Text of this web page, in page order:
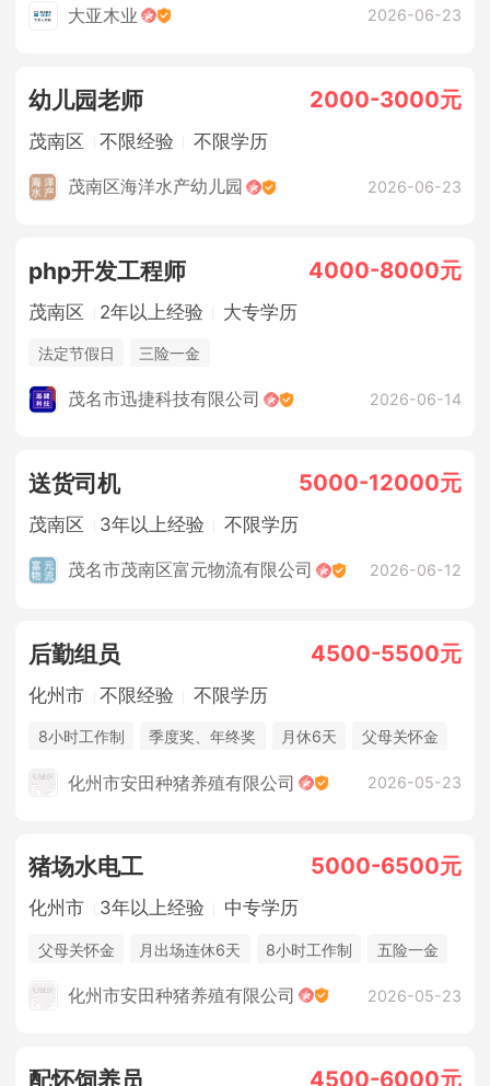
大亚木业 2026-06-23
幼儿园老师 2000-3000元
茂南区 不限经验 不限学历
茂南区海洋水产幼儿园 2026-06-23
php开发工程师 4000-8000元
茂南区 2年以上经验 大专学历
法定节假日 三险一金
茂名市迅捷科技有限公司 2026-06-14
送货司机 5000-12000元
茂南区 3年以上经验 不限学历
茂名市茂南区富元物流有限公司 2026-06-12
后勤组员 4500-5500元
化州市 不限经验 不限学历
8小时工作制 季度奖、年终奖 月休6天
父母关怀金
化州市安田种猪养殖有限公司 2026-05-23
猪场水电工 5000-6500元
化州市 3年以上经验 中专学历
父母关怀金 月出场连休6天 8小时工作制
五险一金
化州市安田种猪养殖有限公司 2026-05-23
配怀饲养员 4500-6000元